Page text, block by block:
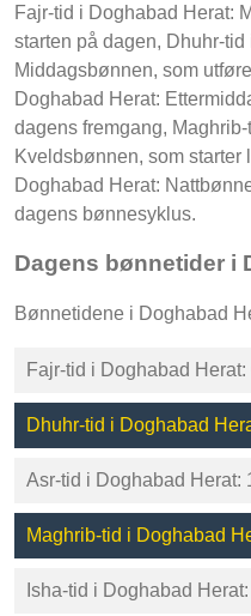
Fajr-tid i Doghabad Herat:
starten på dagen, Dhuhr-
Middagsbønnen, som
Doghabad Herat:
dagens fremgang,
Kveldsbønnen, som starter
Doghabad Herat:
dagens bønnesyklus.
Dagens bønnetider i
Bønnetidene i Doghabad
Fajr-tid i Doghabad Herat:
Dhuhr-tid i Doghabad
Asr-tid i Doghabad Herat:
Maghrib-tid i Doghabad
Isha-tid i Doghabad